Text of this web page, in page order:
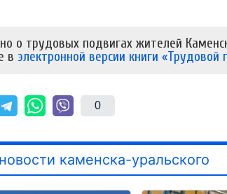
о трудовых подвигах жителей
в электронной версии книги «Трудовой
0
каменска-уральского